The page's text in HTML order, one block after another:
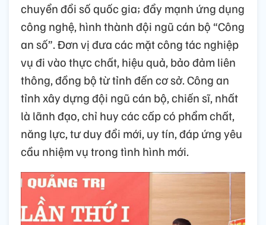
chuyển đổi số quốc gia; đẩy mạnh ứng dụng
công nghệ, hình thành đội ngũ cán bộ “Công
an số”. Đơn vị đưa các mặt công tác nghiệp
vụ đi vào thực chất, hiệu quả, bảo đảm liên
thông, đồng bộ từ tỉnh đến cơ sở. Công an
tỉnh xây dựng đội ngũ cán bộ, chiến sĩ, nhất
là lãnh đạo, chỉ huy các cấp có phẩm chất,
năng lực, tư duy đổi mới, uy tín, đáp ứng yêu
cầu nhiệm vụ trong tình hình mới.